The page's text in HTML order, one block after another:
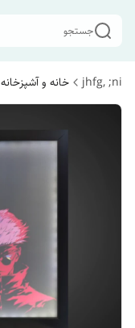
جستجو
jhfg, ;ni خانه و آشپزخانه